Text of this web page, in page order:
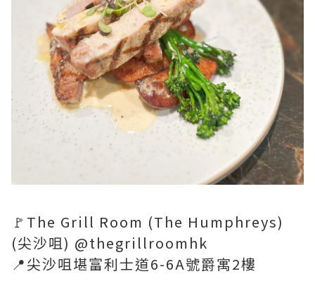
🚩The Grill Room (The Humphreys)
(尖沙咀) @thegrillroomhk
📍尖沙咀堪富利士道6-6A號爵寓2樓